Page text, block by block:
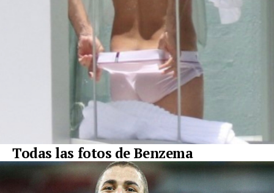
Todas las fotos de Benzema